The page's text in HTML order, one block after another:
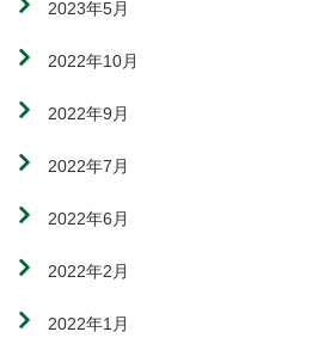
2023年5月
2022年10月
2022年9月
2022年7月
2022年6月
2022年2月
2022年1月